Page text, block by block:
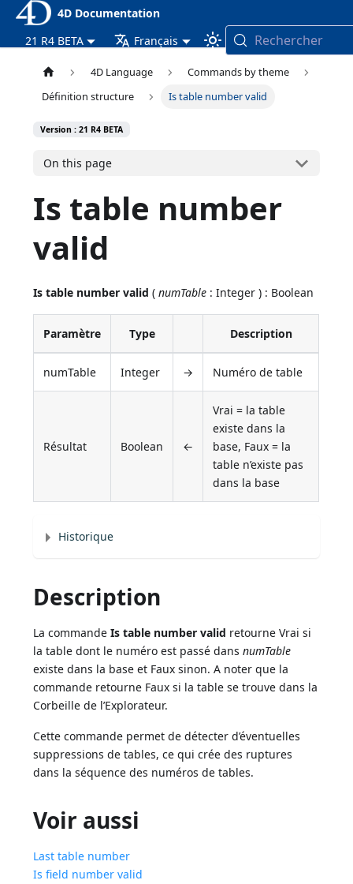
4D Documentation
21 R4 BETA
Français Rechercher
4D Language
Commands by theme
Définition structure
Is table number valid
Version : 21 R4 BETA
On this page
Is table number
valid
Is table number valid (numTable : Integer ) : Boolean
Paramètre Type Description
numTable Integer → Numéro de table
Résultat Boolean ←
Vrai = la table
existe dans la
base, Faux = la
table n’existe pas
dans la base
Historique
Description
La commandeIs table number valid retourne Vrai si
la table dont le numéro est passé dansnumTable
existe dans la base et Faux sinon. A noter que la
commande retourne Faux si la table se trouve dans la
Corbeille de l’Explorateur.
Cette commande permet de détecter d’éventuelles
suppressions de tables, ce qui crée des ruptures
dans la séquence des numéros de tables.
Voir aussi
Last table number
Is field number valid